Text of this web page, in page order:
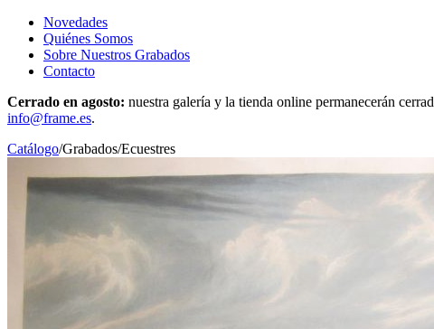
Novedades
Quiénes Somos
Sobre Nuestros Grabados
Contacto
Cerrado en agosto: nuestra galería y la tienda online permanecerán
info@frame.es.
Catálogo/Grabados/Ecuestres